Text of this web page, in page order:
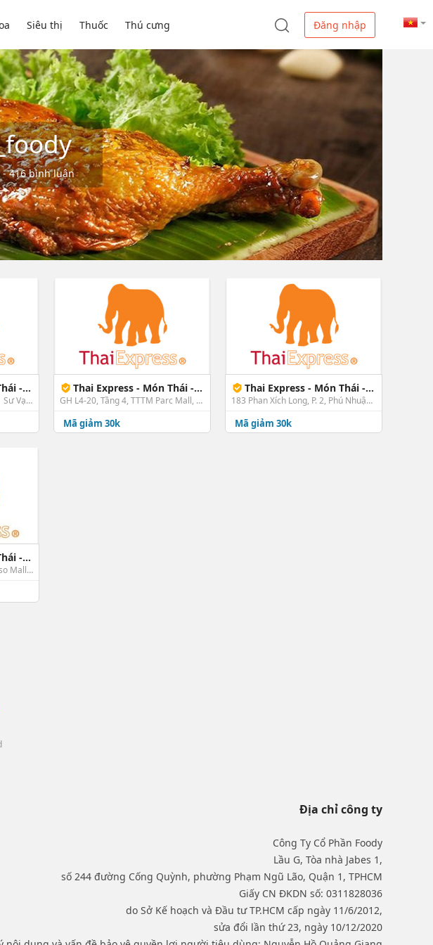
Siêu thị Thuốc Thú cưng Đăng nhập
416 bình luận
Mall
Tầng 5, 12 Vạn Hạnh Mall, 11 Sư Vạn Hạnh, P. 12, Quận 10, TP. HCM
Thai Express - Món Thái - PARC MALL
GH L4-20, Tầng 4, TTTM Parc Mall, 547-549 Đường Tạ Quang Bửu, P. 4, Quận 8, TP. HCM
Mã giảm 30k
Thai Express - Món Thái - Phan Xích Long
183 Phan Xích Long, P. 2, Phú Nhuận, TP. HCM
Mã giảm 30k
Sala
Gian hàng L4-03, Tầng 4, Thiso Mall Sala, số 8 - 10 đường Mai Chí Thọ, P. Thủ Thiêm, Thành Phố Thủ Đức, TP. HCM
Địa chỉ công ty
Công Ty Cổ Phần Foody
Lầu G, Tòa nhà Jabes 1,
số 244 đường Cống Quỳnh, phường Phạm Ngũ Lão, Quận 1, TPHCM
Giấy CN ĐKDN số: 0311828036
do Sở Kế hoạch và Đầu tư TP.HCM cấp ngày 11/6/2012,
sửa đổi lần thứ 23, ngày 10/12/2020